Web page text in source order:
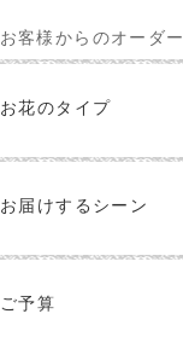
お客様からのオーダ
お花のタイプ
お届けするシーン
ご予算